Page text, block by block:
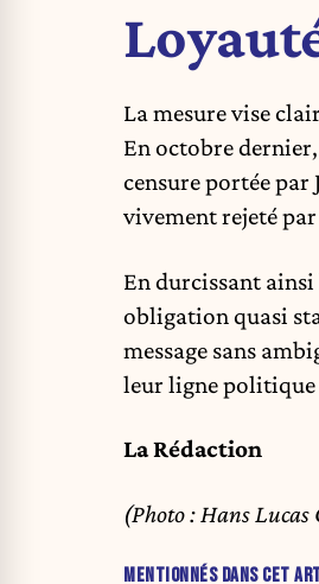
La mesure vise
En octobre
censure portée
vivement rejeté
En durcissant
obligation quasi
message sans
leur ligne politique
La Rédaction
(Photo : Hans
MENTIONNÉS DANS CET